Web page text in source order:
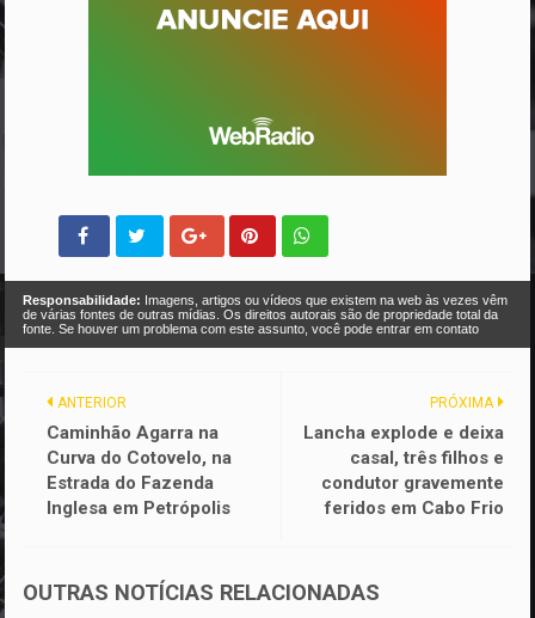
Responsabilidade: Imagens, artigos ou vídeos que existem na web às vezes vêm
de várias fontes de outras mídias. Os direitos autorais são de propriedade total da
fonte. Se houver um problema com este assunto, você pode entrar em contato
PRÓXIMA
Lancha explode e deixa
casal, três filhos e
condutor gravemente
feridos em Cabo Frio
ANTERIOR
Caminhão Agarra na
Curva do Cotovelo, na
Estrada do Fazenda
Inglesa em Petrópolis
OUTRAS NOTÍCIAS RELACIONADAS